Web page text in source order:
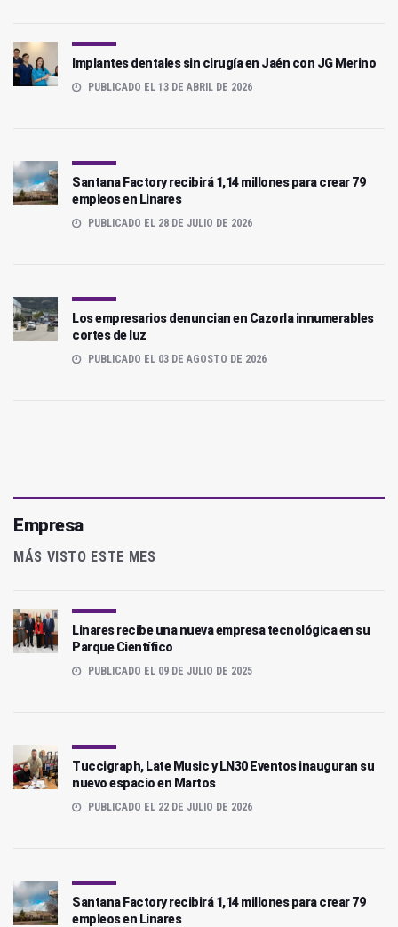
Implantes dentales sin cirugía en Jaén con JG Merino
PUBLICADO EL 13 DE ABRIL DE 2026
Santana Factory recibirá 1,14 millones para crear 79
empleos en Linares
PUBLICADO EL 28 DE JULIO DE 2026
Los empresarios denuncian en Cazorla innumerables
cortes de luz
PUBLICADO EL 03 DE AGOSTO DE 2026
Empresa
MÁS VISTO ESTE MES
Linares recibe una nueva empresa tecnológica en su
Parque Científico
PUBLICADO EL 09 DE JULIO DE 2025
Tuccigraph, Late Music y LN30 Eventos inauguran su
nuevo espacio en Martos
PUBLICADO EL 22 DE JULIO DE 2026
Santana Factory recibirá 1,14 millones para crear 79
empleos en Linares